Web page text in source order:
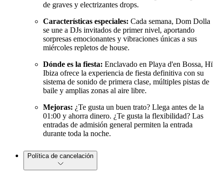
de graves y electrizantes drops.
Características especiales: Cada semana, Dom Dolla
se une a DJs invitados de primer nivel, aportando
sorpresas emocionantes y vibraciones únicas a sus
miércoles repletos de house.
Dónde es la fiesta: Enclavado en Playa d'en Bossa, Hï
Ibiza ofrece la experiencia de fiesta definitiva con su
sistema de sonido de primera clase, múltiples pistas de
baile y amplias zonas al aire libre.
Mejoras: ¿Te gusta un buen trato? Llega antes de la
01:00 y ahorra dinero. ¿Te gusta la flexibilidad? Las
entradas de admisión general permiten la entrada
durante toda la noche.
Política de cancelación